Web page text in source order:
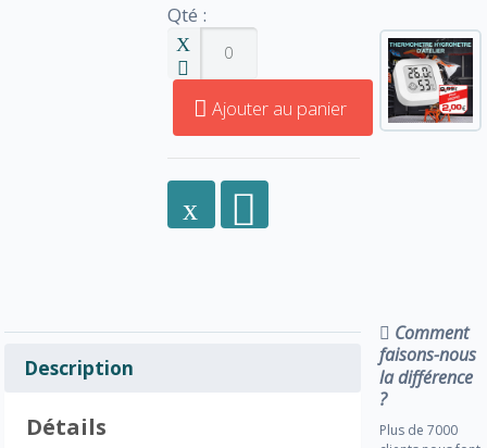
Qté :
Ajouter au panier
Description
Détails
Comment
faisons-nous
la différence
?
Plus de 7000